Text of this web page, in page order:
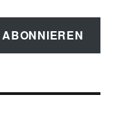
ABONNIEREN